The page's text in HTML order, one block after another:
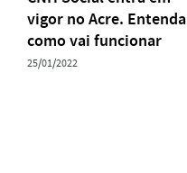
vigor no Acre. Entenda
como vai funcionar
25/01/2022